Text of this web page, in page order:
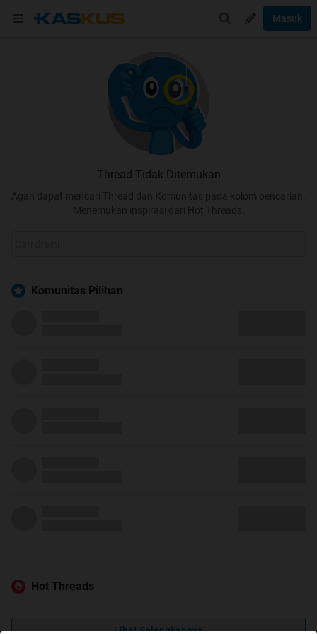
Masuk
Thread Tidak Ditemukan
Agan dapat mencari Thread dan Komunitas pada kolom pencarian.
Menemukan inspirasi dari Hot Threads.
Komunitas Pilihan
Hot Threads
Lihat Selengkapnya